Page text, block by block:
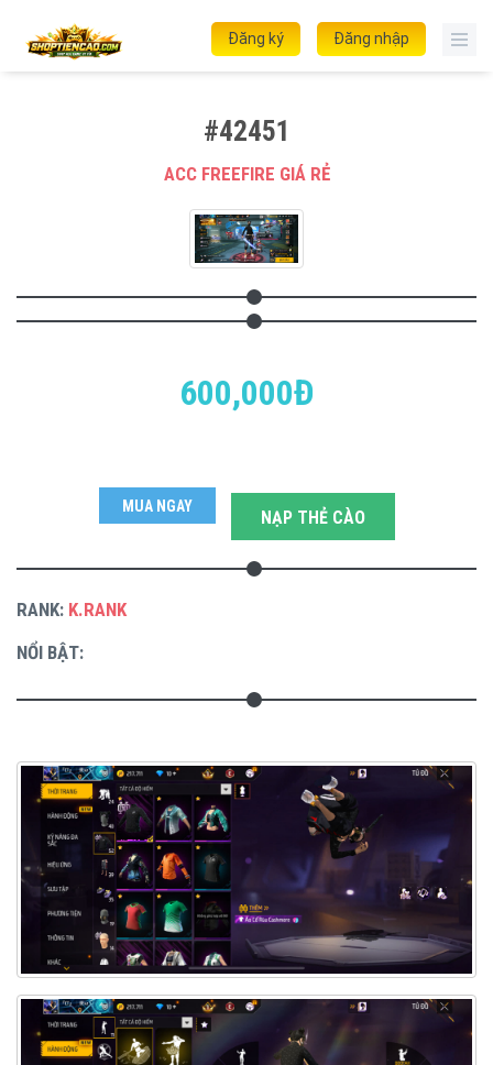
Đăng nhập
Đăng ký
#42451
ACC FREEFIRE GIÁ RẺ
600,000Đ
MUA NGAY
NẠP THẺ CÀO
RANK: K.RANK
NỔI BẬT: